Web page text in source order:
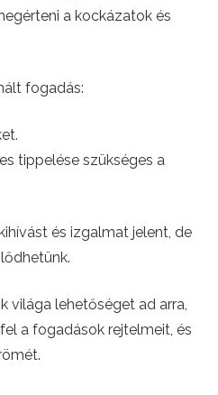
a kockázatok és
fogadás:
tippelése szükséges a
és izgalmat jelent, de
világa lehetőséget ad arra,
a fogadások rejtelmeit, és